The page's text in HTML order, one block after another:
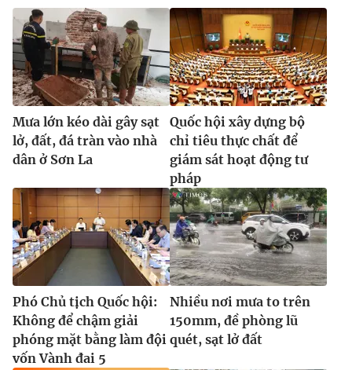
Mưa lớn kéo dài gây sạt
lở, đất, đá tràn vào nhà
dân ở Sơn La
Quốc hội xây dựng bộ
chỉ tiêu thực chất để
giám sát hoạt động tư
pháp
Phó Chủ tịch Quốc hội:
Không để chậm giải
phóng mặt bằng làm đội
vốn Vành đai 5
Nhiều nơi mưa to trên
150mm, đề phòng lũ
quét, sạt lở đất